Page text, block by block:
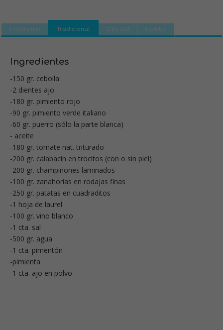
Thermomix Tradicional Olla GM Mambo
Ingredientes
-150 gr. cebolla
-2 dientes ajo
-180 gr. pimiento rojo
-90 gr. pimiento verde italiano
-60 gr. puerro (sólo la parte blanca)
- aceite
-180 gr. tomate nat. triturado
-200 gr. calabacín en trocitos (con o sin piel)
-200 gr. champiñones laminados
-100 gr. zanahorias en rodajas finas
-250 gr. patatas en cuadraditos
-1 hoja de laurel
-100 gr. vino blanco
-1 cta. sal
-500 gr. agua
-1 cta. pimentón
-pimienta
-1 cta. ajo en polvo